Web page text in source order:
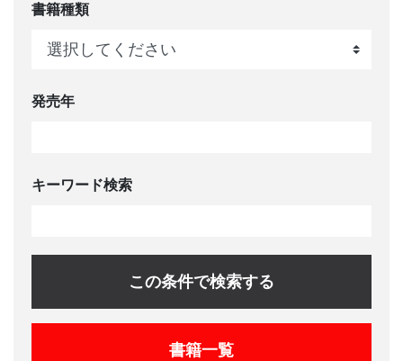
書籍種類
発売年
キーワード検索
この条件で検索する
書籍一覧